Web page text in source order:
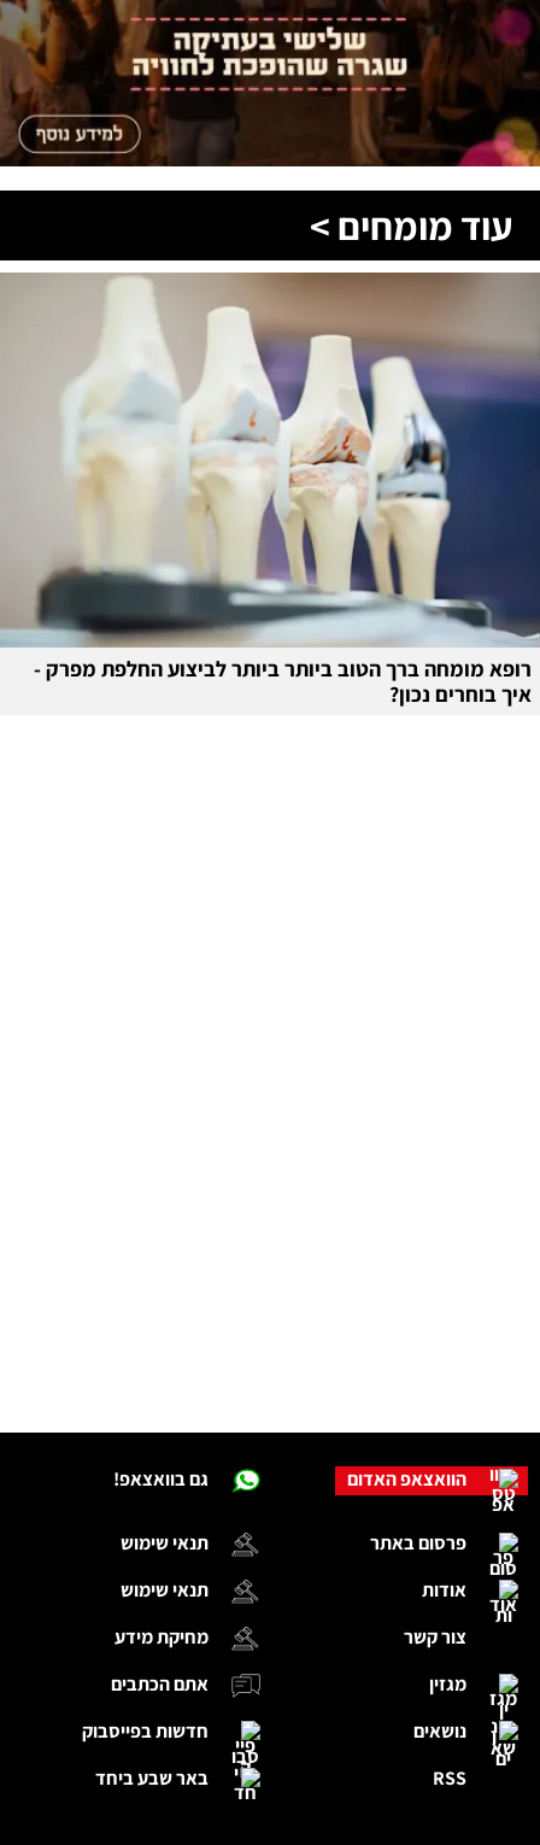
עוד מומחים >
רופא מומחה ברך הטוב ביותר ביותר לביצוע החלפת מפרק -
איך בוחרים נכון?
גם בוואצאפ!
תנאי שימוש
תנאי שימוש
מחיקת מידע
אתם הכתבים
חדשות בפייסבוק
באר שבע ביחד
הוואצאפ האדום
פרסום באתר
אודות
צור קשר
מגזין
נושאים
RSS